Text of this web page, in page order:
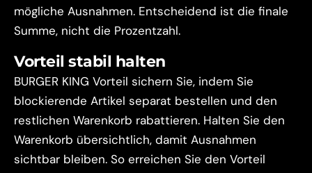
mögliche Ausnahmen. Entscheidend ist die finale
Summe, nicht die Prozentzahl.
Vorteil stabil halten
BURGER KING Vorteil sichern Sie, indem Sie
blockierende Artikel separat bestellen und den
restlichen Warenkorb rabattieren. Halten Sie den
Warenkorb übersichtlich, damit Ausnahmen
sichtbar bleiben. So erreichen Sie den Vorteil